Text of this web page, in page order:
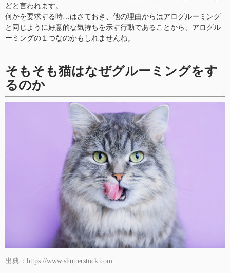
どと言われます。
何かを要求する時…はさておき、他の理由からはアログルーミング
と同じように好意的な気持ちを示す行動であることから、アログル
ーミングの１つなのかもしれませんね。
そもそも猫はなぜグルーミングをす
るのか
出典：https://www.shutterstock.com